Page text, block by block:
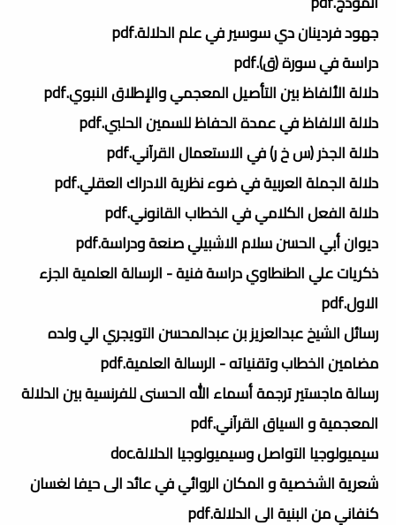
جهود فردينان دي سوسير في علم الدلالة.pdf
دراسة في سورة (ق).pdf
دلالة الألفاظ بين التأصيل المعجمي والإطلاق النبوي.pdf
دلالة الالفاظ في عمدة الحفاظ للسمين الحلبي.pdf
دلالة الجذر (س خ ر) في الاستعمال القرآني.pdf
دلالة الجملة العربية في ضوء نظرية الادراك العقلي.pdf
دلالة الفعل الكلامي في الخطاب القانوني.pdf
ديوان أبي الحسن سلام الاشبيلي صنعة ودراسة.pdf
ذكريات علي الطنطاوي دراسة فنية - الرسالة العلمية الجزء
الاول.pdf
رسائل الشيخ عبدالعزيز بن عبدالمحسن التويجري الي ولده
مضامين الخطاب وتقنياته - الرسالة العلمية.pdf
رسالة ماجستير ترجمة أسماء الله الحسنى للفرنسية بين الدلالة
المعجمية و السياق القرآني.pdf
سيميولوجيا التواصل وسيميولوجيا الدلالة.doc
شعرية الشخصية و المكان الروائي في عائد الى حيفا لغسان
كنفاني من البنية الى الدلالة.pdf